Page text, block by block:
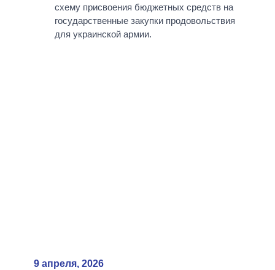
схему присвоения бюджетных средств на
государственные закупки продовольствия
для украинской армии.
9 апреля, 2026